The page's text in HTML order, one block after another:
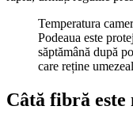
Temperatura
Podeaua este
săptămână după
care reține
Câtă fibră este